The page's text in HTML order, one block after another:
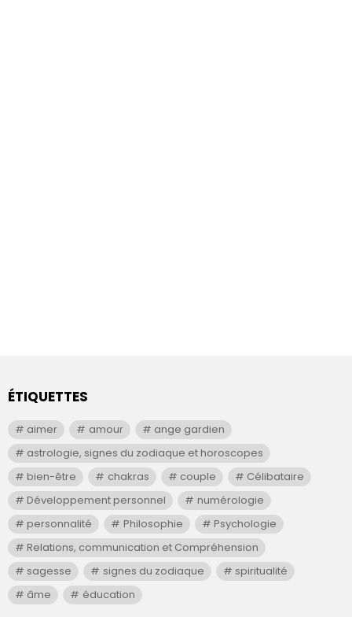
ÉTIQUETTES
aimer amour
ange gardien
astrologie, signes du zodiaque et horoscopes
bien-être
chakras couple
Célibataire
Développement personnel
numérologie
personnalité
Philosophie
Psychologie
Relations, communication et Compréhension
sagesse
signes du zodiaque
spiritualité
âme
éducation